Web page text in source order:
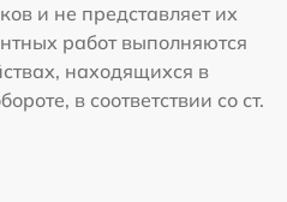
и не представляет их
работ выполняются
находящихся в
в соответствии со ст.